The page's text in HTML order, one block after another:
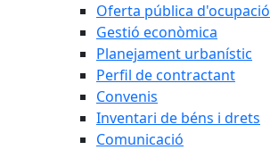
Oferta pública d'ocupació
Gestió econòmica
Planejament urbanístic
Perfil de contractant
Convenis
Inventari de béns i drets
Comunicació